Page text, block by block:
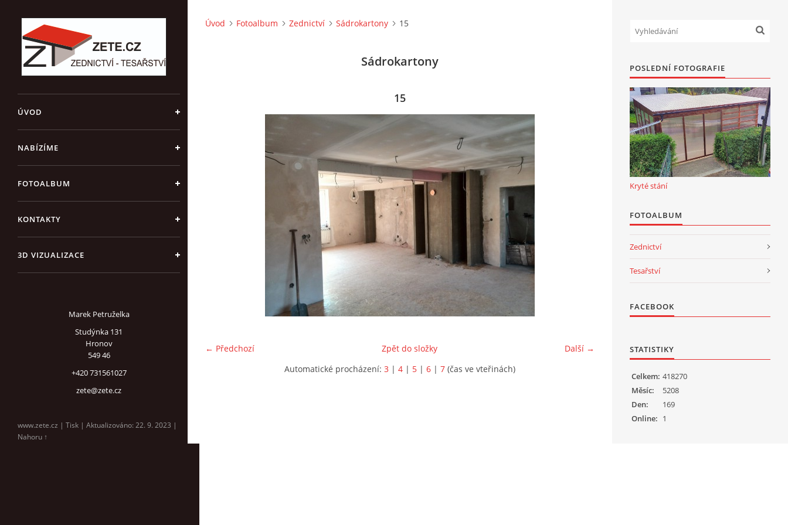
ÚVOD
NABÍZÍME
FOTOALBUM
KONTAKTY
3D VIZUALIZACE
Marek Petruželka
Studýnka 131
Hronov
549 46
+420 731561027
zete@zete.cz
www.zete.cz | Tisk | Aktualizováno: 22. 9. 2023 |
Nahoru ↑
Úvod Fotoalbum Zednictví Sádrokartony 15
Sádrokartony
15
← Předchozí Další →
Zpět do složky
Automatické procházení: 3 | 4 | 5 | 6 | 7 (čas ve vteřinách)
POSLEDNÍ FOTOGRAFIE
Kryté stání
FOTOALBUM
Zednictví
Tesařství
FACEBOOK
STATISTIKY
Online: 1
Celkem: 418270
Měsíc:
5208
Den:
169